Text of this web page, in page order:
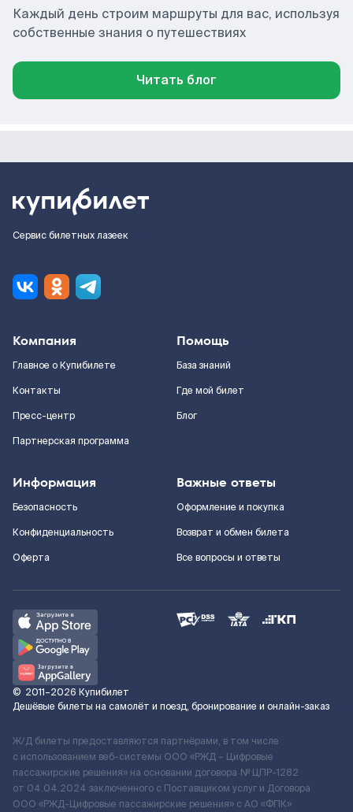
Каждый день строим маршруты для вас, используя
собственные знания о путешествиях
Читать блог
Сервис билетных лазеек
Компания
Главное о Купибилете
Контакты
Пресс-центр
Партнерская программа
Помощь
База знаний
Где мой билет
Блог
Информация
Безопасность
Конфиденциальность
Оферта
Важные ответы
Оформление и покупка
Возврат и обмен билета
Все вопросы и ответы
© 2011–2026 Купибилет
Дешёвые билеты на самолёт и поезд, бронирование и онлайн-заказ
Ж/Д билеты предоставляются партнёрами, в том числе
с использованием веб-системы ООО «РЖД – Цифровые
пассажирские решения» на основании договора № ЦПР-1282
от 04.04.2024 заключенного с Поставщиком услуг и Договора
ООО «РЖД-Цифровые пассажирские решения» c АО «ФПК»